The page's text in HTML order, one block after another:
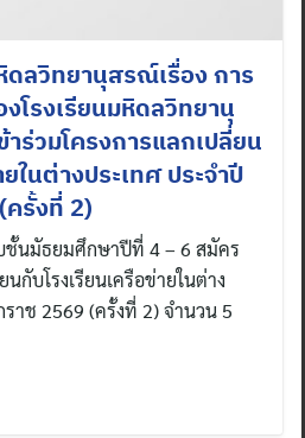
ดลวิทยานุสรณ์เรื่อง การ
โรงเรียนมหิดลวิทยานุ
ร่วมโครงการแลกเปลี่ยน
ในต่างประเทศ ประจำปี
รั้งที่ 2)
ชั้นมัธยมศึกษาปีที่ 4 – 6 สมัคร
นกับโรงเรียนเครือข่ายในต่าง
าช 2569 (ครั้งที่ 2) จำนวน 5